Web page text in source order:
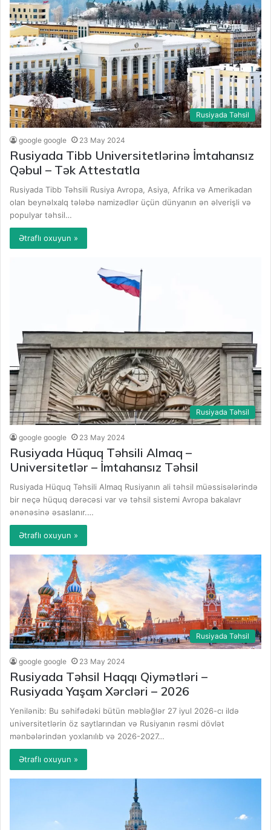
Rusiyada Təhsil
google google 23 May 2024
Rusiyada Tibb Universitetlərinə İmtahansız
Qəbul – Tək Attestatla
Rusiyada Tibb Təhsili Rusiya Avropa, Asiya, Afrika və Amerikadan
olan beynəlxalq tələbə namizədlər üçün dünyanın ən əlverişli və
populyar təhsil…
Ətraflı oxuyun »
Rusiyada Təhsil
google google 23 May 2024
Rusiyada Hüquq Təhsili Almaq –
Universitetlər – İmtahansız Təhsil
Rusiyada Hüquq Təhsili Almaq Rusiyanın ali təhsil müəssisələrində
bir neçə hüquq dərəcəsi var və təhsil sistemi Avropa bakalavr
ənənəsinə əsaslanır.…
Ətraflı oxuyun »
Rusiyada Təhsil
google google 23 May 2024
Rusiyada Təhsil Haqqı Qiymətləri –
Rusiyada Yaşam Xərcləri – 2026
Yenilənib: Bu səhifədəki bütün məbləğlər 27 iyul 2026-cı ildə
universitetlərin öz saytlarından və Rusiyanın rəsmi dövlət
mənbələrindən yoxlanılıb və 2026-2027…
Ətraflı oxuyun »